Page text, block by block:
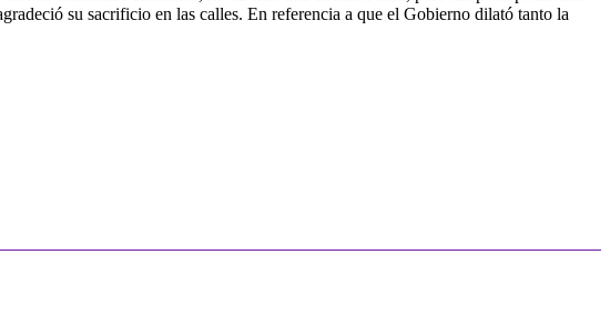
su sacrificio en las calles. En referencia a que el Gobierno dilató tanto la